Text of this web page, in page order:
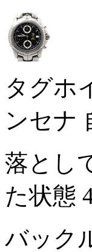
タグホ
ンセナ
落とし
た状態
バック